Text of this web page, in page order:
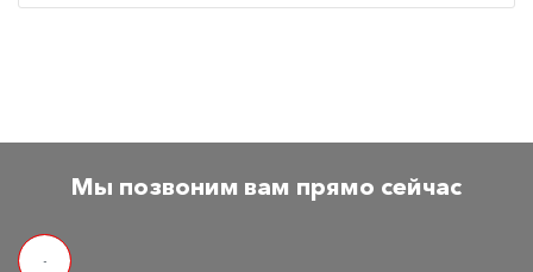
Мы позвоним вам прямо сейчас